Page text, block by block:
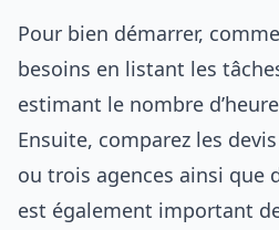
Pour bien démarrer,
besoins en listant les
estimant le nombre
Ensuite, comparez les
ou trois agences ainsi que
est également important